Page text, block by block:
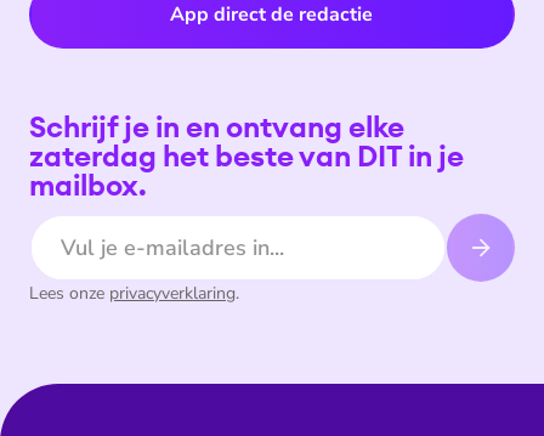
App direct de redactie
Schrijf je in en ontvang elke
zaterdag het beste van DIT in je
mailbox.
E-mailadres
Lees onze privacyverklaring.